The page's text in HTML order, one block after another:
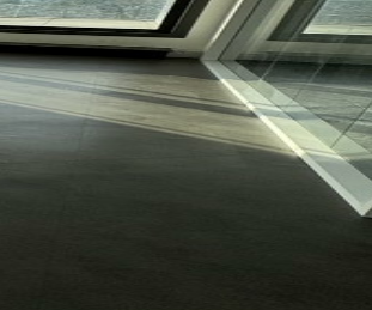
Immédiate
73.23522
le site Géorisques